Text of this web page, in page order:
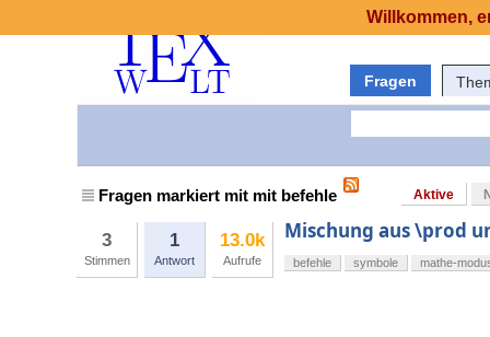
Fragen
Fragen markiert mit mit befehle Aktive
3
Stimmen
1
Antwort
13.0k
Aufrufe
Mischung aus \prod
befehle symbole mathe-
Willkommen,